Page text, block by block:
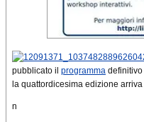
pubblicato il programma definitivo
la quattordicesima edizione arriva
n